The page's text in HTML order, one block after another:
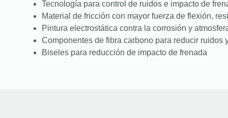
Tecnología para control de ruidos e impacto de
Material de fricción con mayor fuerza de flexión,
Pintura electrostática contra la corrosión y
Componentes de fibra carbono para reducir ruidos
Biseles para reducción de impacto de frenada